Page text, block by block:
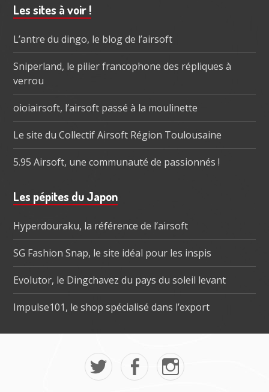
Barre
subsidiaire
Les sites à voir !
L’antre du dingo, le blog de l’airsoft
Sniperland, le pilier francophone des répliques à
verrou
oioiairsoft, l’airsoft passé à la moulinette
Le site du Collectif Airsoft Région Toulousaine
5.95 Airsoft, une communauté de passionnés !
Les pépites du Japon
Hyperdouraku, la référence de l’airsoft
SG Fashion Snap, le site idéal pour les inspis
Evolutor, le Dingchavez du pays du soleil levant
Impulse101, le shop spécialisé dans l’export
Mon
twitter
La
page
Mon
instagram